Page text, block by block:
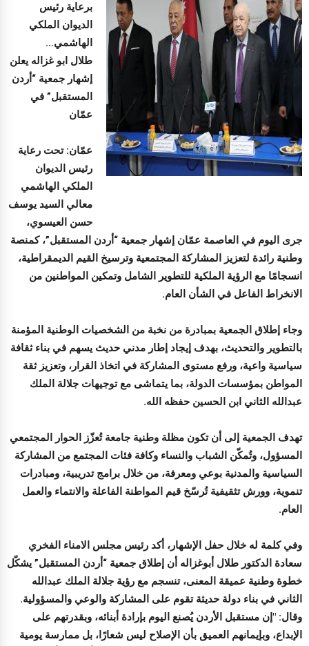
برعاية رئيس
الديوان الملكي
الهاشمي…
طلال ابو غزاله يعلن
إشهار جمعية “أردن
المستقبل” في
عمّان
عمّان: تحت رعاية
رئيس الديوان
الملكي الهاشمي
معالي السيد يوسف
حسن العيسوي،
جرى اليوم في العاصمة عمّان إشهار جمعية “أردن المستقبل”، كمنصة
وطنية رائدة لتعزيز المشاركة المجتمعية وترسيخ القيم الديمقراطية،
انسجامًا مع الرؤية الملكية للتطوير الشامل وتمكين المواطنين من
الانخراط الفاعل في الشأن العام.
وجاء إطلاق الجمعية بمبادرة من نخبة من الشخصيات الوطنية المؤمنة
بالتطوير والتحديث، بهدف إيجاد إطار مدني حديث يسهم في بناء ثقافة
سياسية واعية، ورفع مستوى المشاركة في اتخاذ القرار، وتعزيز ثقة
المواطن بمؤسسات الدولة، بما يتماشى مع توجيهات جلالة الملك
عبدالله الثاني ابن الحسين حفظه الله.
تهدف الجمعية إلى أن تكون مظلة وطنية جامعة تُعزّز الحوار المجتمعي
المسؤول، وتُمكّن الشباب والنساء وكافة فئات المجتمع من المشاركة
السياسية والمدنية بوعي ومعرفة، من خلال برامج تدريبية، ومبادرات
تنموية، وورش تثقيفية تُرسّخ قيم المواطنة الفاعلة والانتماء والعمل
العام.
وفي كلمة له خلال حفل الإشهار، أكد رئيس مجلس الامناء الفخري
سعادة الدكتور طلال أبوغزاله أن إطلاق جمعية “أردن المستقبل” يشكّل
خطوة وطنية عميقة المعنى، تنسجم مع رؤية جلالة الملك عبدالله
الثاني في بناء دولة حديثة تقوم على المشاركة والوعي والمسؤولية.
وقال: "إن مستقبل الأردن يُصنع اليوم بإرادة أبنائه، وبقدرتهم على
الإبداع، وبإيمانهم العميق بأن الإصلاح ليس شعارًا، بل ممارسة يومية